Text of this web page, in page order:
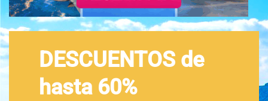
DESCUENTOS de
hasta 60%